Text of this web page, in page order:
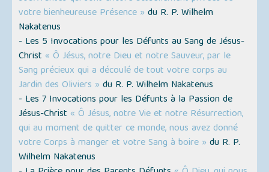
votre bienheureuse Présence » du R. P. Wilhelm
Nakatenus
- Les 5 Invocations pour les Défunts au Sang de Jésus-
Christ « Ô Jésus, notre Dieu et notre Sauveur, par le
Sang précieux qui a découlé de tout votre corps au
Jardin des Oliviers » du R. P. Wilhelm Nakatenus
- Les 7 Invocations pour les Défunts à la Passion de
Jésus-Christ « Ô Jésus, notre Vie et notre Résurrection,
qui au moment de quitter ce monde, nous avez donné
votre Corps à manger et votre Sang à boire » du R. P.
Wilhelm Nakatenus